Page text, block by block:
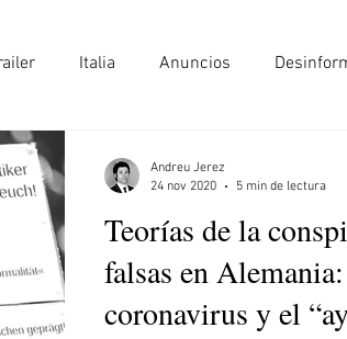
Italia Anuncios
Audio-Análisis Formación
El Salvador Irán Trump
Teorías de la
falsas en
coronavirus y el
Andreu Jerez
24 nov 2020
5 min de lectura